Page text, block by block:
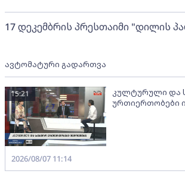
17 დეკემბრის პრესთაიმი "დილის
ავტომატური გადართვა
კულტურული და
ურთიერთობები
15:21
2026/08/07 11:14